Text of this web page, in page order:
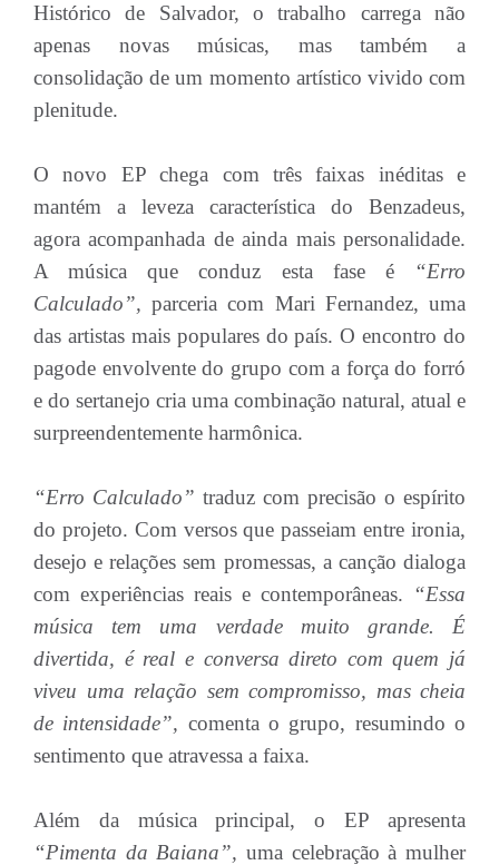
Histórico de Salvador, o trabalho carrega não
apenas novas músicas, mas também a
consolidação de um momento artístico vivido com
plenitude.
O novo EP chega com três faixas inéditas e
mantém a leveza característica do Benzadeus,
agora acompanhada de ainda mais personalidade.
A música que conduz esta fase é “Erro
Calculado”, parceria com Mari Fernandez, uma
das artistas mais populares do país. O encontro do
pagode envolvente do grupo com a força do forró
e do sertanejo cria uma combinação natural, atual e
surpreendentemente harmônica.
“Erro Calculado” traduz com precisão o espírito
do projeto. Com versos que passeiam entre ironia,
desejo e relações sem promessas, a canção dialoga
com experiências reais e contemporâneas. “Essa
música tem uma verdade muito grande. É
divertida, é real e conversa direto com quem já
viveu uma relação sem compromisso, mas cheia
de intensidade”, comenta o grupo, resumindo o
sentimento que atravessa a faixa.
Além da música principal, o EP apresenta
“Pimenta da Baiana”, uma celebração à mulher